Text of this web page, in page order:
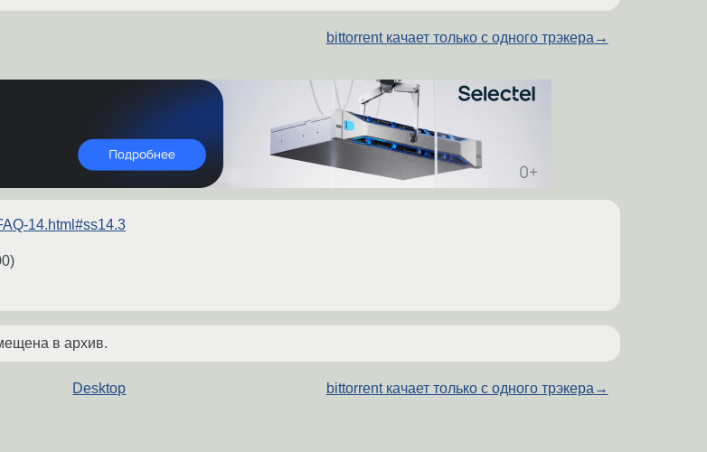
bittorrent качает только с одного трэкера →
14.html#ss14.3
)
в архив.
Desktop bittorrent качает только с одного трэкера →